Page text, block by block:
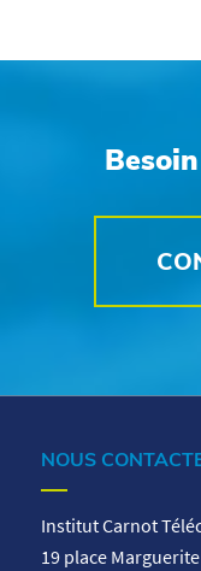
NOUS
Institut Carnot
19 place